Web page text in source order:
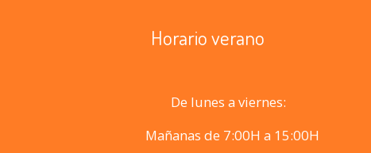
Horario verano
De lunes a viernes:
Mañanas de 7:00H a 15:00H